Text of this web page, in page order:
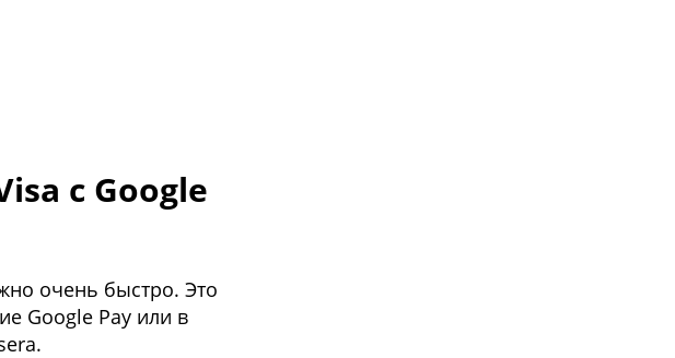
с Google
очень быстро. Это
Google Pay или в